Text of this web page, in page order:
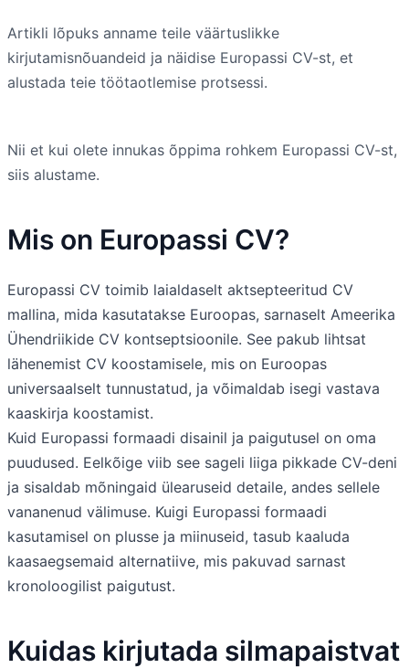
Artikli lõpuks anname teile väärtuslikke
kirjutamisnõuandeid ja näidise Europassi CV-st, et
alustada teie töötaotlemise protsessi.
Nii et kui olete innukas õppima rohkem Europassi CV-st,
siis alustame.
Mis on Europassi CV?
Europassi CV toimib laialdaselt aktsepteeritud CV
mallina, mida kasutatakse Euroopas, sarnaselt Ameerika
Ühendriikide CV kontseptsioonile. See pakub lihtsat
lähenemist CV koostamisele, mis on Euroopas
universaalselt tunnustatud, ja võimaldab isegi vastava
kaaskirja koostamist.
Kuid Europassi formaadi disainil ja paigutusel on oma
puudused. Eelkõige viib see sageli liiga pikkade CV-deni
ja sisaldab mõningaid ülearuseid detaile, andes sellele
vananenud välimuse. Kuigi Europassi formaadi
kasutamisel on plusse ja miinuseid, tasub kaaluda
kaasaegsemaid alternatiive, mis pakuvad sarnast
kronoloogilist paigutust.
Kuidas kirjutada silmapaistvat